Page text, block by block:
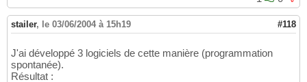
stailer, le 03/06/2004 à 15h19 #118
J'ai développé 3 logiciels de cette manière (programmation
spontanée).
Résultat :